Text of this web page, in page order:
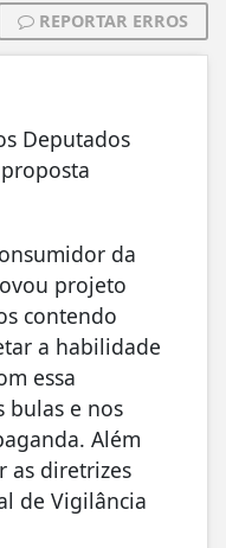
REPORTAR ERROS
Deputados
da
projeto
contendo
a habilidade
essa
bulas e nos
Além
as diretrizes
de Vigilância